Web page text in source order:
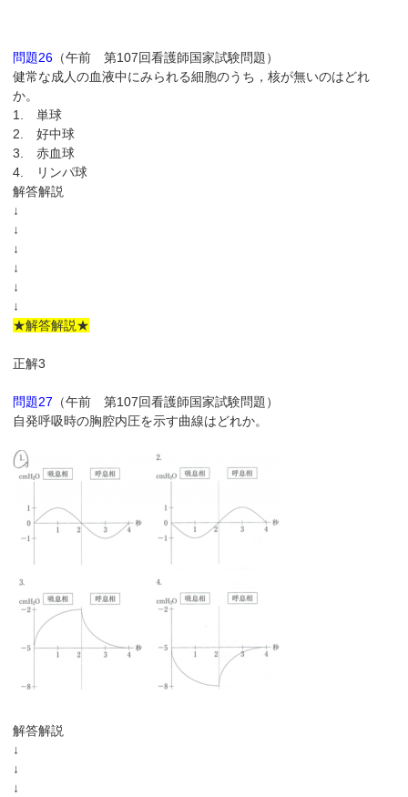
問題26 （午前 第107回看護師国家試験問題）
健常な成人の血液中にみられる細胞のうち，核が無いのはどれ
か。
1. 単球
2. 好中球
3. 赤血球
4. リンパ球
解答解説
↓
↓
↓
↓
↓
↓
★解答解説★
正解3
問題27 （午前 第107回看護師国家試験問題）
自発呼吸時の胸腔内圧を示す曲線はどれか。
解答解説
↓
↓
↓